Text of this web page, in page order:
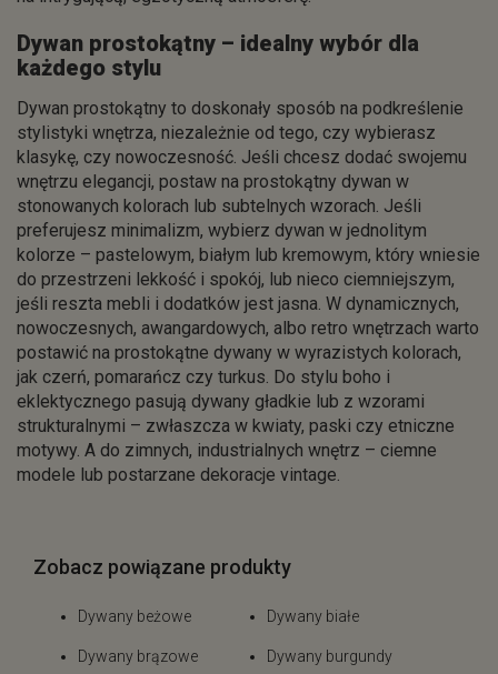
Dywan prostokątny – idealny wybór dla
każdego stylu
Dywan prostokątny to doskonały sposób na podkreślenie
stylistyki wnętrza, niezależnie od tego, czy wybierasz
klasykę, czy nowoczesność. Jeśli chcesz dodać swojemu
wnętrzu elegancji, postaw na prostokątny dywan w
stonowanych kolorach lub subtelnych wzorach. Jeśli
preferujesz minimalizm, wybierz dywan w jednolitym
kolorze – pastelowym, białym lub kremowym, który wniesie
do przestrzeni lekkość i spokój, lub nieco ciemniejszym,
jeśli reszta mebli i dodatków jest jasna. W dynamicznych,
nowoczesnych, awangardowych, albo retro wnętrzach warto
postawić na prostokątne dywany w wyrazistych kolorach,
jak czerń, pomarańcz czy turkus. Do stylu boho i
eklektycznego pasują dywany gładkie lub z wzorami
strukturalnymi – zwłaszcza w kwiaty, paski czy etniczne
motywy. A do zimnych, industrialnych wnętrz – ciemne
modele lub postarzane dekoracje vintage.
Zobacz powiązane produkty
Dywany beżowe Dywany białe
Dywany brązowe Dywany burgundy